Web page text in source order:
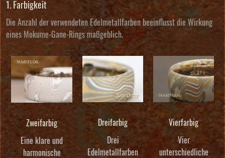
1. Farbigkeit
Die Anzahl der verwendeten Edelmetallfarben beeinflusst die Wirkung
eines Mokume-Gane-Rings maßgeblich.
Zweifarbig
Eine klare und
harmonische
Dreifarbig
Drei
Edelmetallfarben
Vierfarbig
Vier
unterschiedliche